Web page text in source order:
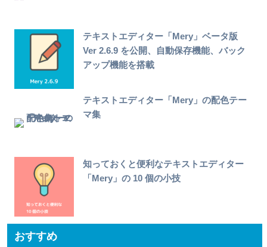
テキストエディター「Mery」ベータ版
Ver 2.6.9 を公開、自動保存機能、バック
アップ機能を搭載
テキストエディター「Mery」の配色テー
マ集
知っておくと便利なテキストエディター
「Mery」の 10 個の小技
おすすめ